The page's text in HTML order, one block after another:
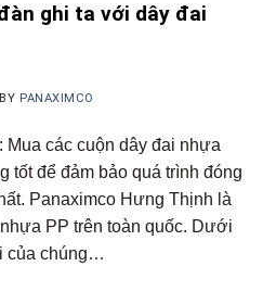
ghi ta với dây đai
BY PANAXIMCO
các cuộn dây đai nhựa
tốt để đảm bảo quá trình đóng
Panaximco Hưng Thịnh là
PP trên toàn quốc. Dưới
của chúng…